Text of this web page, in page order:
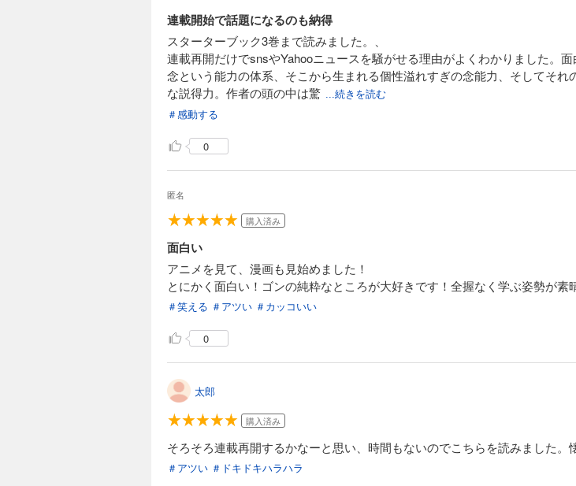
連載開始で話題になるのも納得
スターターブック3巻まで読みました。、
連載再開だけでsnsやYahooニュースを騒がせる理由がよくわかりました。面
念という能力の体系、そこから生まれる個性溢れすぎの念能力、そしてそ
な説得力。作者の頭の中は驚 ...続きを読む
＃感動する
0
匿名
購入済み
面白い
アニメを見て、漫画も見始めました！
とにかく面白い！ゴンの純粋なところが大好きです！全握なく学ぶ姿勢が素
＃笑える ＃アツい ＃カッコいい
0
太郎
購入済み
そろそろ連載再開するかなーと思い、時間もないのでこちらを読みました。
＃アツい ＃ドキドキハラハラ